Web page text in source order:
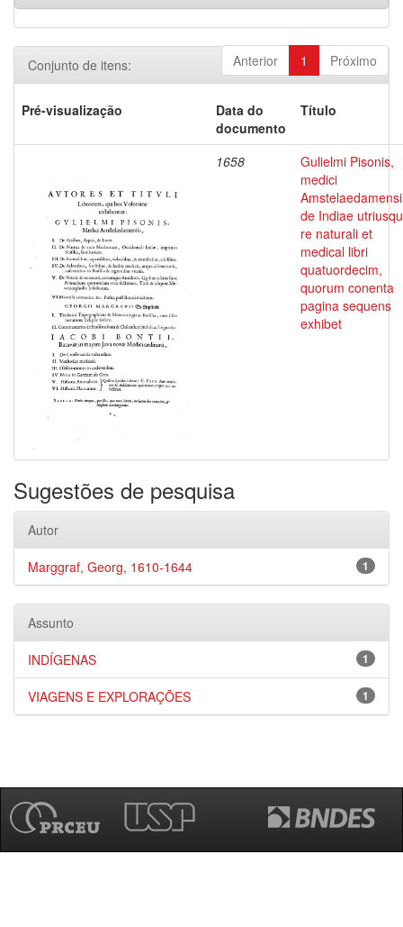
Anterior 1 Próximo
Conjunto de itens:
Pré-visualização
Data do
documento
Título
1658
Gulielmi Pisonis,
medici
de Indiae
re naturali et
medical libri
quatuordecim,
quorum conenta
pagina sequens
exhibet
Sugestões de pesquisa
Autor
1
Marggraf, Georg, 1610-1644
Assunto
1
INDÍGENAS
1
VIAGENS E EXPLORAÇÕES